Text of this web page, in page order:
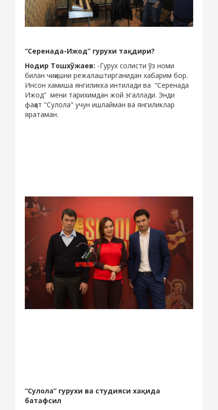
“Серенада-Ижод” гурухи тақдири?
Нодир Тошхўжаев: -Гурух солисти ўз номи
билан чиқишни режалаштирганидан хабарим бор.
Инсон хамиша янгиликка интилади ва “Серенада
Ижод” мени тарихимдан жой эгаллади. Энди
фақат "Сулола" учун ишлайман ва янгиликлар
яратаман.
“Сулола” гурухи ва студияси хақида
батафсил